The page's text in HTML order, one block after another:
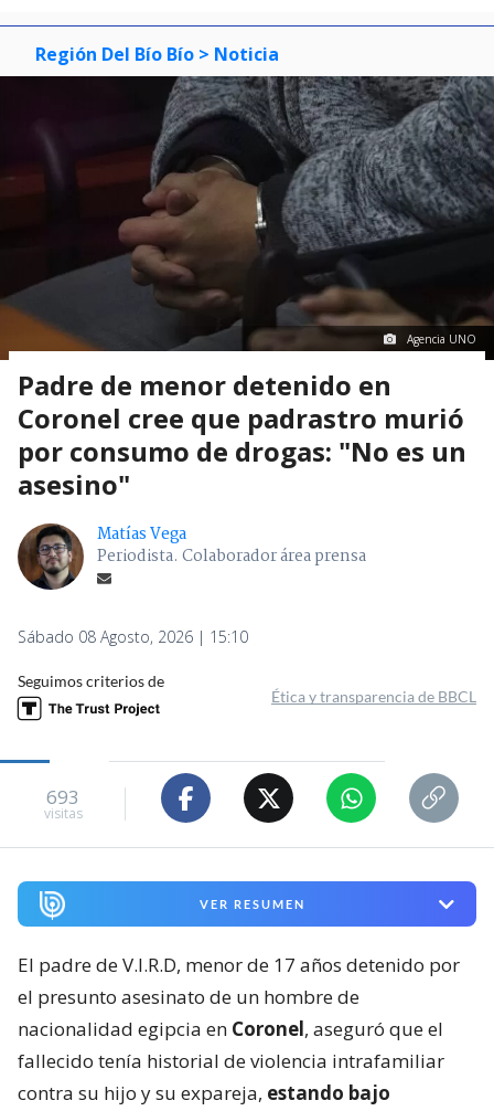
Región Del Bío Bío > Noticia
Agencia UNO
Padre de menor detenido en
Coronel cree que padrastro murió
por consumo de drogas: "No es un
asesino"
Matías Vega
Periodista. Colaborador área prensa
Sábado 08 Agosto, 2026 | 15:10
Seguimos criterios de
Ética y transparencia de BBCL
693
visitas
VER RESUMEN
El padre de V.I.R.D, menor de 17 años detenido por
el presunto asesinato de un hombre de
nacionalidad egipcia en Coronel, aseguró que el
fallecido tenía historial de violencia intrafamiliar
contra su hijo y su expareja, estando bajo